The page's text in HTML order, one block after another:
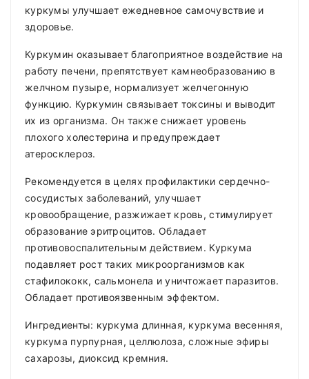
куркумы улучшает ежедневное самочувствие и
здоровье.
Куркумин оказывает благоприятное воздействие на
работу печени, препятствует камнеобразованию в
желчном пузыре, нормализует желчегонную
функцию. Куркумин связывает токсины и выводит
их из организма. Он также снижает уровень
плохого холестерина и предупреждает
атеросклероз.
Рекомендуется в целях профилактики сердечно-
сосудистых заболеваний, улучшает
кровообращение, разжижает кровь, стимулирует
образование эритроцитов. Обладает
противовоспалительным действием. Куркума
подавляет рост таких микроорганизмов как
стафилококк, сальмонела и уничтожает паразитов.
Обладает противоязвенным эффектом.
Ингредиенты: куркума длинная, куркума весенняя,
куркума пурпурная, целлюлоза, сложные эфиры
сахарозы, диоксид кремния.